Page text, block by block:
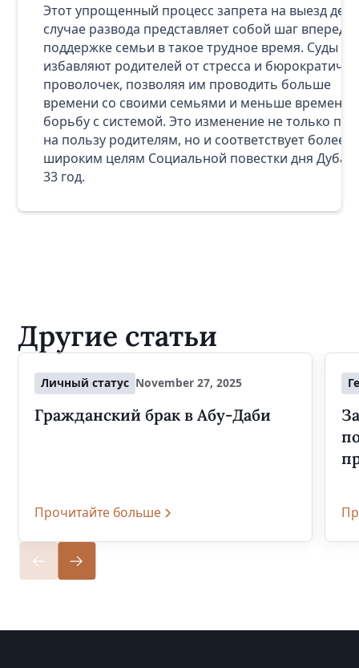
Этот упрощенный процесс запрета на выезд
случае развода представляет собой шаг вперед в
поддержке семьи в такое трудное время. Суды
избавляют родителей от стресса и
проволочек, позволяя им проводить больше
времени со своими семьями и меньше времени
борьбу с системой. Это изменение не только
на пользу родителям, но и соответствует более
широким целям Социальной повестки дня Дубая
33 год.
Другие статьи
Личный статус November 27, 2025
Гражданский брак в Абу-Даби
Прочитайте больше